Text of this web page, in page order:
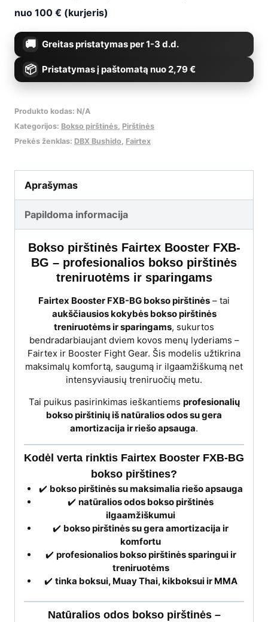
pirštinės
FXB
BG,
nuo 100 € (kurjeris)
Greitas pristatymas per 1-3 d.d.
Pristatymas į paštomatą nuo 2,79 €
Produkto kodas: N/A
Kategorijos: Bokso pirštinės, Pirštinės
Prekės ženklas: DBX Bushido, Fairtex
Aprašymas
Papildoma informacija
Bokso pirštinės Fairtex Booster FXB-
BG – profesionalios bokso pirštinės
treniruotėms ir sparingams
Fairtex Booster FXB-BG bokso pirštinės – tai
aukščiausios kokybės bokso pirštinės
treniruotėms ir sparingams, sukurtos
bendradarbiaujant dviem kovos menų lyderiams –
Fairtex ir Booster Fight Gear. Šis modelis užtikrina
maksimalų komfortą, saugumą ir ilgaamžiškumą net
intensyviausių treniruočių metu.
Tai puikus pasirinkimas ieškantiems profesionalių
bokso pirštinių iš natūralios odos su gera
amortizacija ir riešo apsauga.
Kodėl verta rinktis Fairtex Booster FXB-BG
bokso pirštines?
✔️ bokso pirštinės su maksimalia riešo apsauga
✔️natūralios odos bokso pirštinės
ilgaamžiškumui
✔️ bokso pirštinės su gera amortizacija ir
komfortu
✔️ profesionalios bokso pirštinės sparingui ir
treniruotėms
✔️ tinka boksui, Muay Thai, kikboksui ir MMA
Natūralios odos bokso pirštinės –